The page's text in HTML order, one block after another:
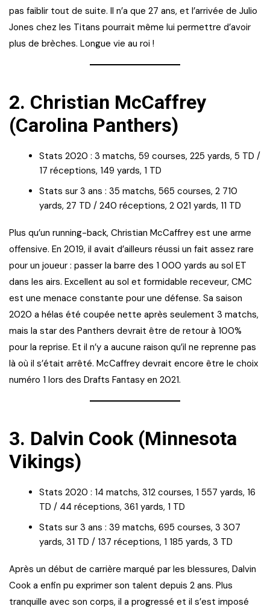
pas faiblir tout de suite. Il n’a que 27 ans, et l’arrivée de Julio
Jones chez les Titans pourrait même lui permettre d’avoir
plus de brèches. Longue vie au roi !
2. Christian McCaffrey
(Carolina Panthers)
Stats 2020 : 3 matchs, 59 courses, 225 yards, 5 TD /
17 réceptions, 149 yards, 1 TD
Stats sur 3 ans : 35 matchs, 565 courses, 2 710
yards, 27 TD / 240 réceptions, 2 021 yards, 11 TD
Plus qu’un running-back, Christian McCaffrey est une arme
offensive. En 2019, il avait d’ailleurs réussi un fait assez rare
pour un joueur : passer la barre des 1 000 yards au sol ET
dans les airs. Excellent au sol et formidable receveur, CMC
est une menace constante pour une défense. Sa saison
2020 a hélas été coupée nette après seulement 3 matchs,
mais la star des Panthers devrait être de retour à 100%
pour la reprise. Et il n’y a aucune raison qu’il ne reprenne pas
là où il s’était arrêté. McCaffrey devrait encore être le choix
numéro 1 lors des Drafts Fantasy en 2021.
3. Dalvin Cook (Minnesota
Vikings)
Stats 2020 : 14 matchs, 312 courses, 1 557 yards, 16
TD / 44 réceptions, 361 yards, 1 TD
Stats sur 3 ans : 39 matchs, 695 courses, 3 307
yards, 31 TD / 137 réceptions, 1 185 yards, 3 TD
Après un début de carrière marqué par les blessures, Dalvin
Cook a enfin pu exprimer son talent depuis 2 ans. Plus
tranquille avec son corps, il a progressé et il s’est imposé